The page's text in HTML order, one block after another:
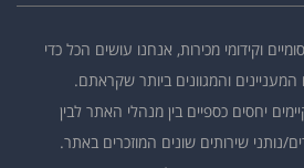
וקידומי מכירות, אנחנו עושים הכל כדי
והמגוונים ביותר שקראתם.
יחסים כספיים בין מנהלי האתר לבין
נותני שירותים שונים המוזכרים באתר.